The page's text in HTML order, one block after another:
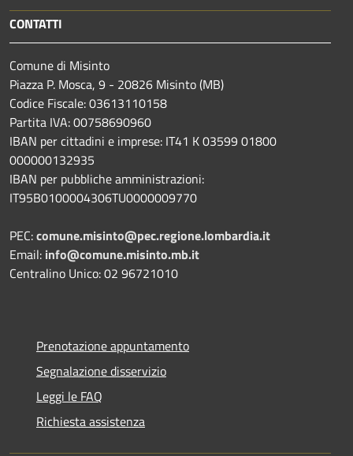
CONTATTI
Comune di Misinto
Piazza P. Mosca, 9 - 20826 Misinto (MB)
Codice Fiscale: 03613110158
Partita IVA: 00758690960
IBAN per cittadini e imprese: IT41 K 03599 01800
000000132935
IBAN per pubbliche amministrazioni:
IT95B0100004306TU0000009770
PEC:comune.misinto@pec.regione.lombardia.it
Email: info@comune.misinto.mb.it
Centralino Unico: 02 96721010
Prenotazione appuntamento
Segnalazione disservizio
Leggi le FAQ
Richiesta assistenza